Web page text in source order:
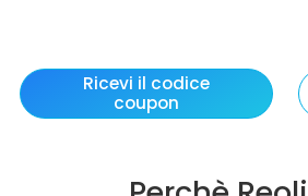
Ricevi il codice
coupon